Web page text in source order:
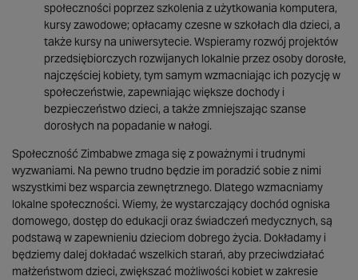
społeczności poprzez szkolenia z użytkowania komputera,
kursy zawodowe; opłacamy czesne w szkołach dla dzieci, a
także kursy na uniwersytecie. Wspieramy rozwój projektów
przedsiębiorczych rozwijanych lokalnie przez osoby dorosłe,
najczęściej kobiety, tym samym wzmacniając ich pozycję w
społeczeństwie, zapewniając większe dochody i
bezpieczeństwo dzieci, a także zmniejszając szanse
dorosłych na popadanie w nałogi.
Społeczność Zimbabwe zmaga się z poważnymi i trudnymi
wyzwaniami. Na pewno trudno będzie im poradzić sobie z nimi
wszystkimi bez wsparcia zewnętrznego. Dlatego wzmacniamy
lokalne społeczności. Wiemy, że wystarczający dochód ogniska
domowego, dostęp do edukacji oraz świadczeń medycznych, są
podstawą w zapewnieniu dzieciom dobrego życia. Dokładamy i
będziemy dalej dokładać wszelkich starań, aby przeciwdziałać
małżeństwom dzieci, zwiększać możliwości kobiet w zakresie